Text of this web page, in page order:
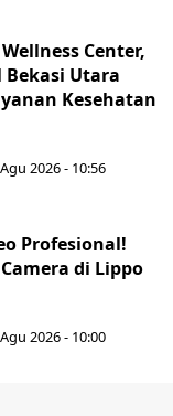
Center,
Utara
Kesehatan
2026 - 10:56
Profesional!
di Lippo
2026 - 10:00